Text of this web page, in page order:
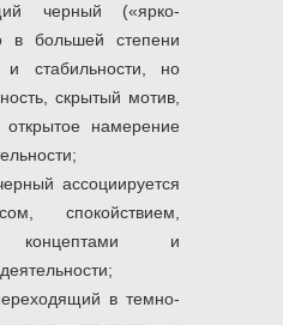
черный («ярко-
в большей степени
и стабильности, но
скрытый мотив,
намерение
ассоциируется
спокойствием,
концептами и
в темно-